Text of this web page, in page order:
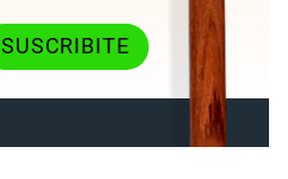
SUSCRIBITE